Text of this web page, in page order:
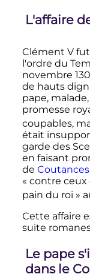
L'affaire
Clément Vfut
l'ordre du
novembre
de hauts
pape,
promesse
coupables,
était
garde des
en faisant
de Coutances
« contre
pain du roi »
Cette affaire
suite
Le pape
dans le